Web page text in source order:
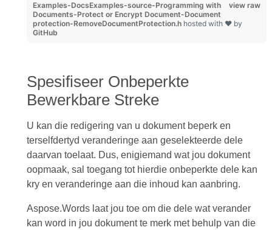
view raw
Examples-DocsExamples-source-Programming with
Documents-Protect or Encrypt Document-Document
protection-RemoveDocumentProtection.h hosted with ❤ by
GitHub
Spesifiseer Onbeperkte
Bewerkbare Streke
U kan die redigering van u dokument beperk en
terselfdertyd veranderinge aan geselekteerde dele
daarvan toelaat. Dus, enigiemand wat jou dokument
oopmaak, sal toegang tot hierdie onbeperkte dele kan
kry en veranderinge aan die inhoud kan aanbring.
Aspose.Words laat jou toe om die dele wat verander
kan word in jou dokument te merk met behulp van die